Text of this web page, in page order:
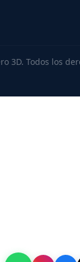
3D. Todos los